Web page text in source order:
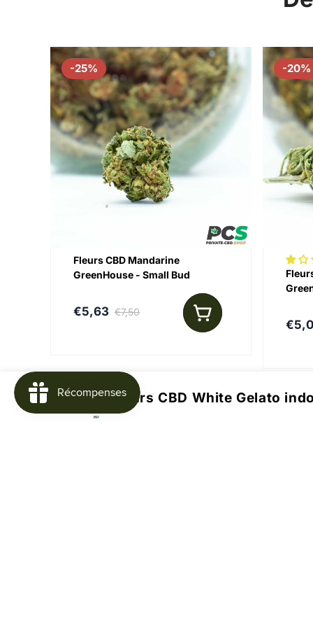
-25%
Fleurs CBD Mandarine
GreenHouse - Small Bud
€5,63 €7,50
-20%
Fleurs CBD White Gelato